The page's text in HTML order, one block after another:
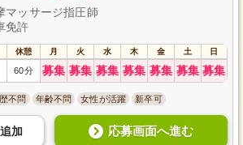
マッサージ指圧師
免許
休憩 月 火 水 木 金 土 日
60分 募集 募集 募集 募集 募集 募集 募集
不問 年齢不問 女性が活躍 新卒可
追加 応募画面へ進む